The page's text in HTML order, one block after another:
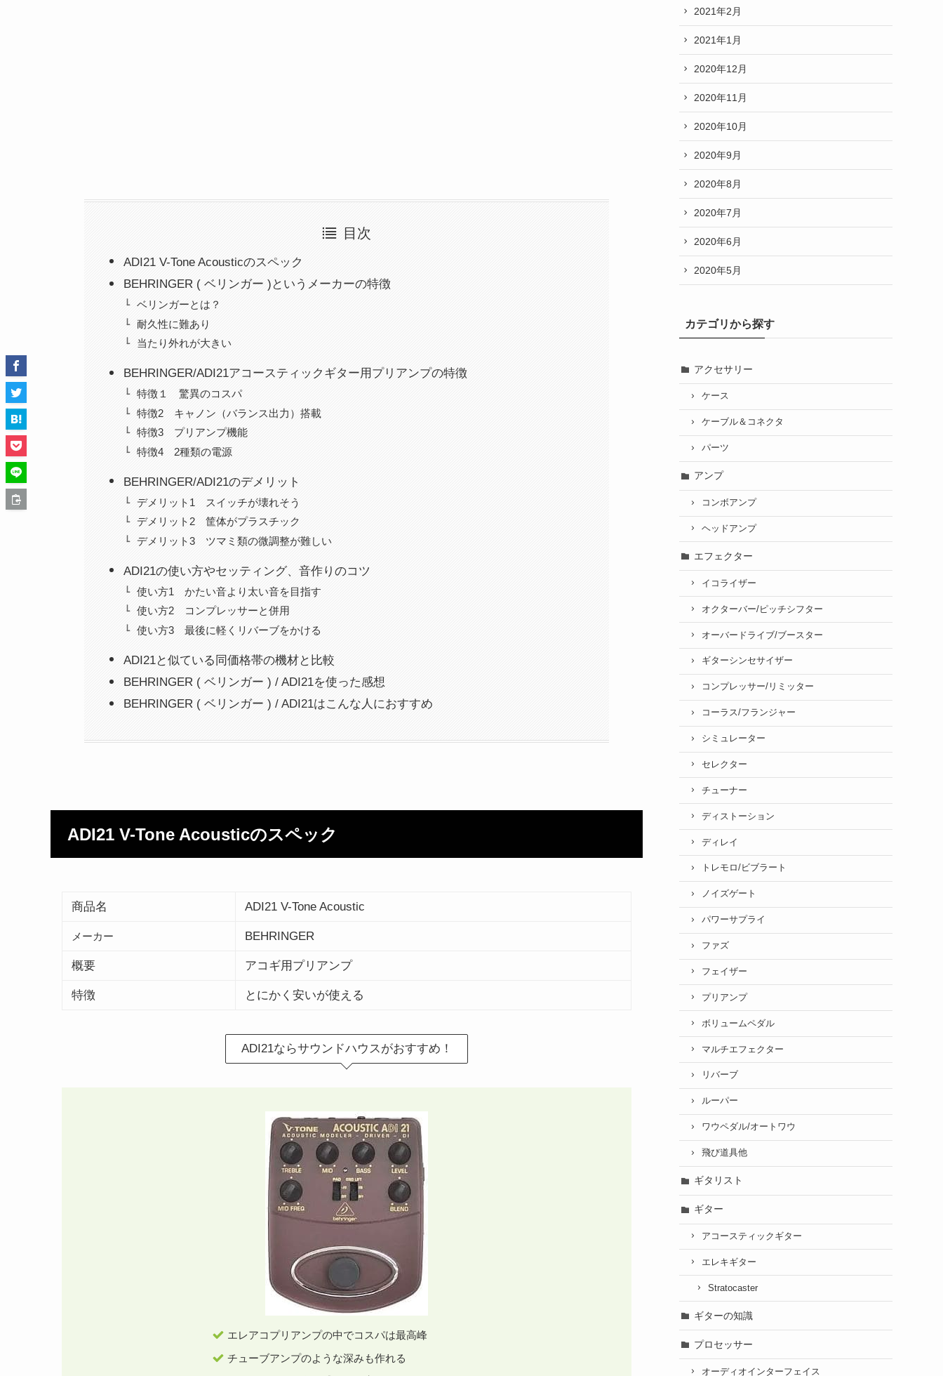
目次
ADI21 V-Tone Acousticのスペック
BEHRINGER ( ベリンガー )というメーカーの特徴
ベリンガーとは？
耐久性に難あり
当たり外れが大きい
BEHRINGER/ADI21アコースティックギター用プリアンプの特徴
特徴１ 驚異のコスパ
特徴2 キャノン（バランス出力）搭載
特徴3 プリアンプ機能
特徴4 2種類の電源
BEHRINGER/ADI21のデメリット
デメリット1 スイッチが壊れそう
デメリット2 筐体がプラスチック
デメリット3 ツマミ類の微調整が難しい
ADI21の使い方やセッティング、音作りのコツ
使い方1 かたい音より太い音を目指す
使い方2 コンプレッサーと併用
使い方3 最後に軽くリバーブをかける
ADI21と似ている同価格帯の機材と比較
BEHRINGER ( ベリンガー ) / ADI21を使った感想
BEHRINGER ( ベリンガー ) / ADI21はこんな人におすすめ
ADI21 V-Tone Acousticのスペック
商品名 ADI21 V-Tone Acoustic
メーカー BEHRINGER
概要 アコギ用プリアンプ
特徴 とにかく安いが使える
ADI21ならサウンドハウスがおすすめ！
エレアコプリアンプの中でコスパは最高峰
チューブアンプのような深みも作れる
2021年2月
2021年1月
2020年12月
2020年11月
2020年10月
2020年9月
2020年8月
2020年7月
2020年6月
2020年5月
カテゴリから探す
アクセサリー
ケース
ケーブル＆コネクタ
パーツ
アンプ
コンボアンプ
ヘッドアンプ
エフェクター
イコライザー
オクターバー/ピッチシフター
オーバードライブ/ブースター
ギターシンセサイザー
コンプレッサー/リミッター
コーラス/フランジャー
シミュレーター
セレクター
チューナー
ディストーション
ディレイ
トレモロ/ビブラート
ノイズゲート
パワーサプライ
ファズ
フェイザー
プリアンプ
ボリュームペダル
マルチエフェクター
リバーブ
ルーパー
ワウペダル/オートワウ
飛び道具他
ギタリスト
ギター
アコースティックギター
エレキギター
Stratocaster
ギターの知識
プロセッサー
オーディオインターフェイス